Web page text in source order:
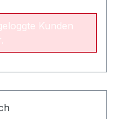
Kunden